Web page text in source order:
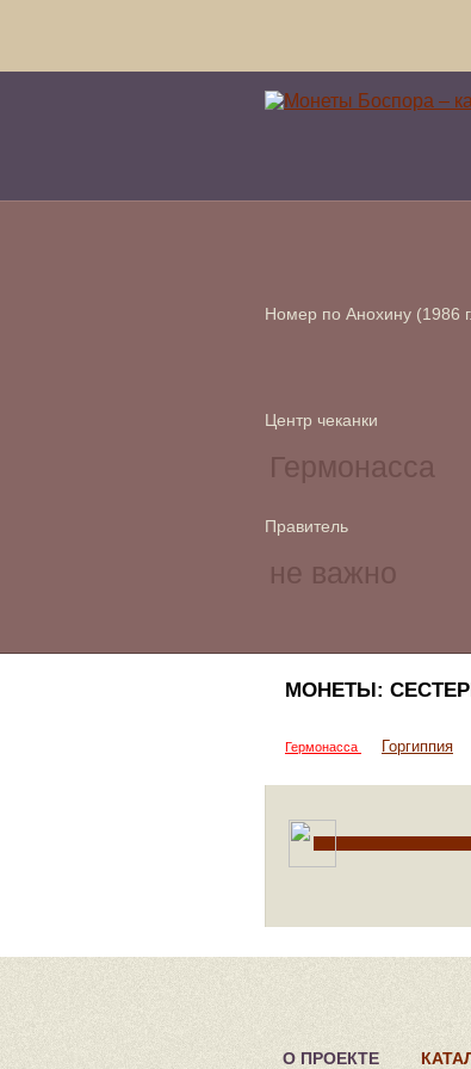
Номер по Анохину (1986
Центр чеканки
Правитель
МОНЕТЫ:
Гермонасса Горгиппия
О ПРОЕКТЕ